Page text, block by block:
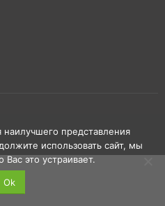
представления
использовать сайт, мы
Вас это устраивает.
Ok